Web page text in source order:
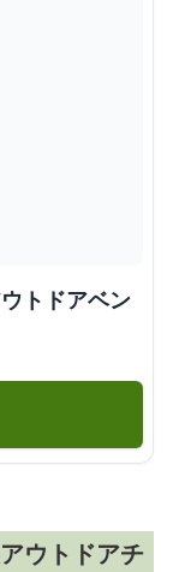
トドアベン
ウトドアチ